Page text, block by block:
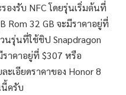
องรับ NFC โดยรุ่นเริ่มต้นที่
Rom 32 GB จะมีราคาอยู่ที่
รุ่นที่ใช้ชิป Snapdragon
ราคาอยู่ที่ $307 หรือ
เอียดราคาของ Honor 8
ครับ